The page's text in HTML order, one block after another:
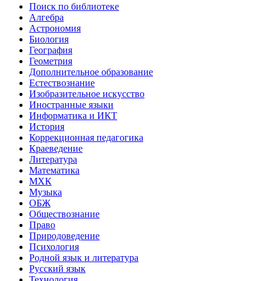
Поиск по библиотеке
Алгебра
Астрономия
Биология
География
Геометрия
Дополнительное образование
Естествознание
Изобразительное искусство
Иностранные языки
Информатика и ИКТ
История
Коррекционная педагогика
Краеведение
Литература
Математика
МХК
Музыка
ОБЖ
Обществознание
Право
Природоведение
Психология
Родной язык и литература
Русский язык